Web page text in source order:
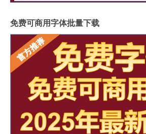
免费可商用字体批量下载